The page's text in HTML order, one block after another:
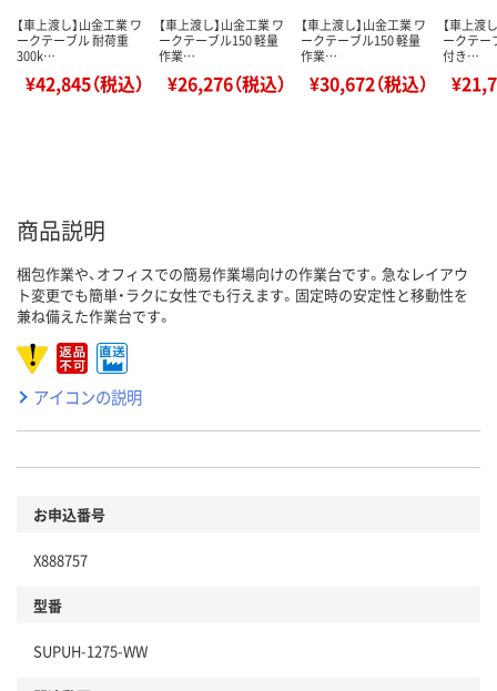
【車上渡し】山金工業 ワ
ークテーブル 耐荷重
300k…
¥42,845（税込）
【車上渡し】山金工業 ワ
ークテーブル150 軽量
作業…
¥26,276（税込）
【車上渡し】山金工業 ワ
ークテーブル150 軽量
作業…
¥30,672（税込）
【車上渡
ークテー
付き…
商品説明
梱包作業や、オフィスでの簡易作業場向けの作業台です。急なレイアウ
ト変更でも簡単・ラクに女性でも行えます。固定時の安定性と移動性を
兼ね備えた作業台です。
アイコンの説明
お申込番号
X888757
型番
SUPUH-1275-WW